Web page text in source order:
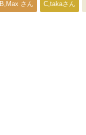
B,Max さん C,takaさん